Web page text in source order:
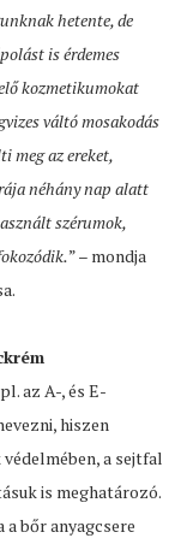
hetente, de
is érdemes
kozmetikumokat
váltó mosakodás
meg az ereket,
néhány nap alatt
szérumok,
” – mondja
az A-, és E-
hiszen
a sejtfal
is meghatározó.
bőr anyagcsere